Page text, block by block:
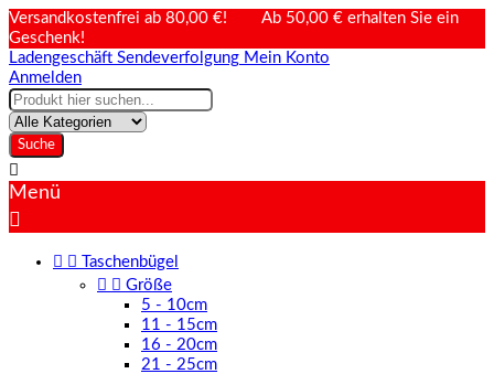
Versandkostenfrei ab 80,00 €! Ab 50,00 € erhalten Sie ein
Geschenk!
Ladengeschäft Sendeverfolgung Mein Konto
Anmelden
Suche

Menü

 
Taschenbügel
  Größe
5 - 10cm
11 - 15cm
16 - 20cm
21 - 25cm